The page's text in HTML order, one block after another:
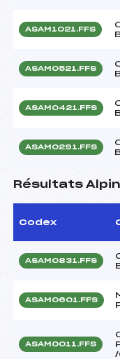
ASAM1021.FFS
ASAM0521.FFS
ASAM0421.FFS
ASAM0291.FFS
Résultats
Codex
ASAM0831.FFS
ASAM0601.FFS
ASAM0011.FFS